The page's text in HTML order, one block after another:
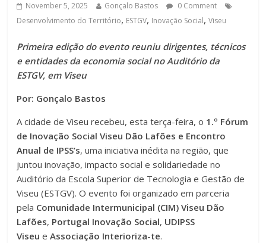
November 5, 2025 Gonçalo Bastos
0 Comment
Desenvolvimento do Território, ESTGV, Inovação Social,Viseu
Primeira edição do evento reuniu dirigentes, técnicos
e entidades da economia social no Auditório da
ESTGV, em Viseu
Por: Gonçalo Bastos
A cidade de Viseu recebeu, esta terça-feira, o 1.º Fórum
de Inovação Social Viseu Dão Lafões e Encontro
Anual de IPSS’s, uma iniciativa inédita na região, que
juntou inovação, impacto social e solidariedade no
Auditório da Escola Superior de Tecnologia e Gestão de
Viseu (ESTGV). O evento foi organizado em parceria
pela Comunidade Intermunicipal (CIM) Viseu Dão
Lafões, Portugal Inovação Social, UDIPSS
Viseu e Associação Interioriza-te.